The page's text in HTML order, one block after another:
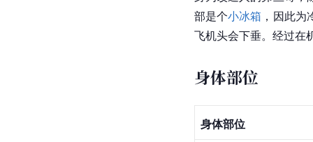
部是个小冰箱 ，因此
飞机头会下垂。经过在
身体部位
身体部位